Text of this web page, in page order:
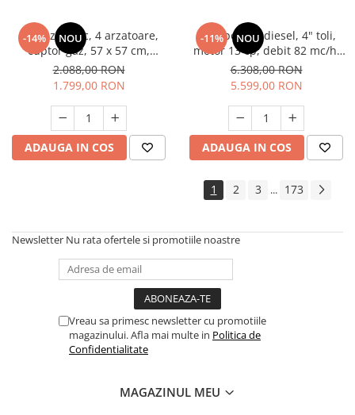
-14% NOU
Aragaz rustic, 4 arzatoare,
cuptor gaz, 57 x 57 cm,
rotisor, grill, ventilatie,
aprindere electrica, gratare
fonta, negru + plita inox,
Studio Casa Marco
2.088,00 RON
1.799,00 RON
ADAUGA IN COS
-11% NOU
Motopompa diesel, 4" toli,
motor 13 cp, debit 82 mc/h,
pornire electrica, refulare
60m, aspiratie 8m, Visoli
6.308,00 RON
5.599,00 RON
ADAUGA IN COS
1 2 3 ... 173
Newsletter Nu rata ofertele si promotiile noastre
Vreau sa primesc newsletter cu promotiile
magazinului. Afla mai multe in Politica de
Confidentialitate
MAGAZINUL MEU